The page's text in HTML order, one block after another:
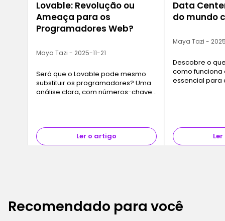
Lovable: Revolução ou
Ameaça para os
Programadores Web?
Maya Tazi - 2025-11-21
Será que o Lovable pode mesmo
substituir os programadores? Uma
análise clara, com números-chave
Ler o artigo
Data
do mundo
Maya Tazi -
Descobre o
como funciona
essencial para
Recomendado para você